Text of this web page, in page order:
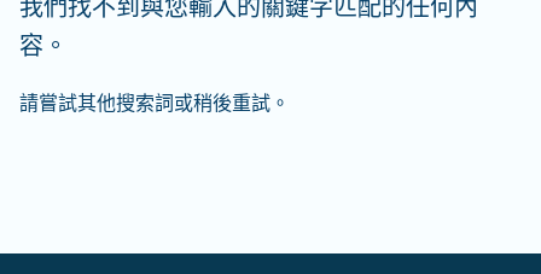
我們找不到與您輸入的關鍵字匹配的任何內
容。
請嘗試其他搜索詞或稍後重試。